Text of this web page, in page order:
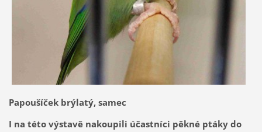
Papoušíček brýlatý, samec
I na této výstavě nakoupili účastníci pěkné ptáky do